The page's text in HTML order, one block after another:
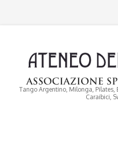
Tango Argentino, Milonga, Pilates,
Caraibici,